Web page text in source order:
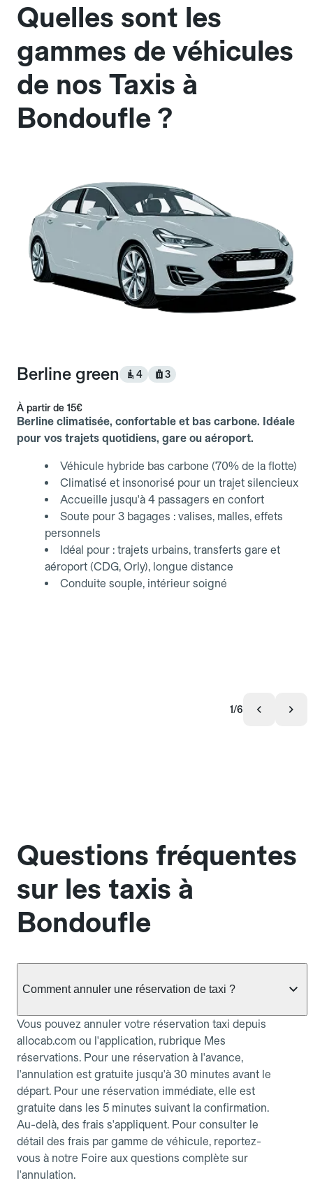
Quelles sont les
gammes de véhicules
de nos Taxis à
Bondoufle ?
Berline green 4 3
À partir de 15€
Berline climatisée, confortable et bas carbone. Idéale
pour vos trajets quotidiens, gare ou aéroport.
Véhicule hybride bas carbone (70% de la flotte)
Climatisé et insonorisé pour un trajet silencieux
Accueille jusqu'à 4 passagers en confort
Soute pour 3 bagages : valises, malles, effets
personnels
Idéal pour : trajets urbains, transferts gare et
aéroport (CDG, Orly), longue distance
Conduite souple, intérieur soigné
1/6
Questions fréquentes
sur les taxis à
Bondoufle
Comment annuler une réservation de taxi ?
Vous pouvez annuler votre réservation taxi depuis
allocab.com ou l'application, rubrique Mes
réservations. Pour une réservation à l'avance,
l'annulation est gratuite jusqu'à 30 minutes avant le
départ. Pour une réservation immédiate, elle est
gratuite dans les 5 minutes suivant la confirmation.
Au-delà, des frais s'appliquent. Pour consulter le
détail des frais par gamme de véhicule, reportez-
vous à notre Foire aux questions complète sur
l'annulation.